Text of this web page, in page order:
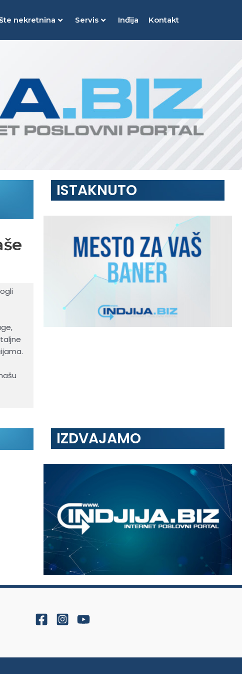
nekretnina Servis Inđija Kontakt
ISTAKNUTO
IZDVAJAMO